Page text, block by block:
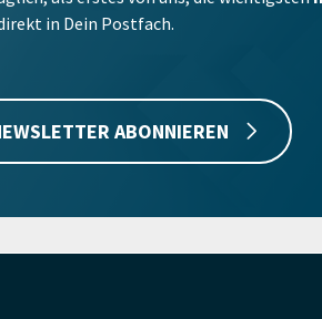
in Dein Postfach.
ABONNIEREN